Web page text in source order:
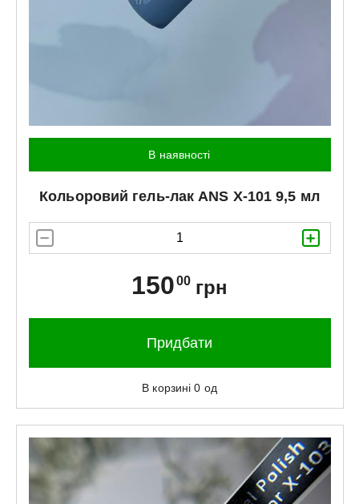
В наявності
Кольоровий гель-лакANS X-101 9,5 мл
15000 грн
Придбати
В корзині0 од